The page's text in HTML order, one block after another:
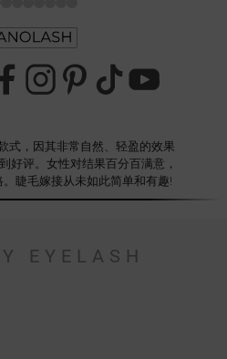
式，因其非常自然、轻盈的效果
好评。女性对结果百分百满意，
睫毛嫁接从未如此简单和有趣!
EYELASH